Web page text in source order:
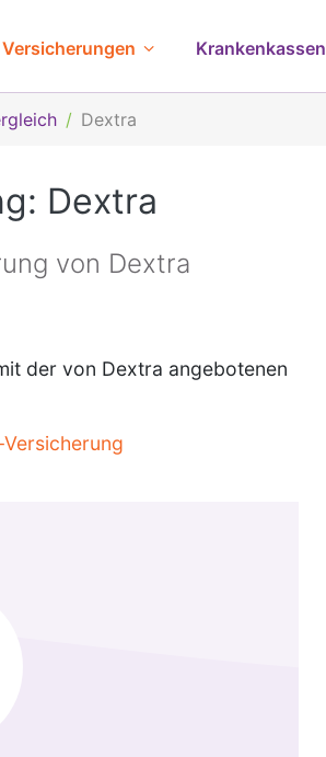
Versicherungen Krankenkassen
Dextra
Dextra
von Dextra
der von Dextra angebotenen